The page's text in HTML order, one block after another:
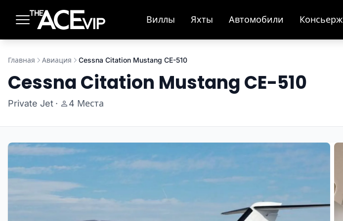
Виллы Яхты Автомобили Консьерж
Главная Авиация Cessna Citation Mustang CE-510
Cessna Citation Mustang CE-510
Private Jet · 4 Места